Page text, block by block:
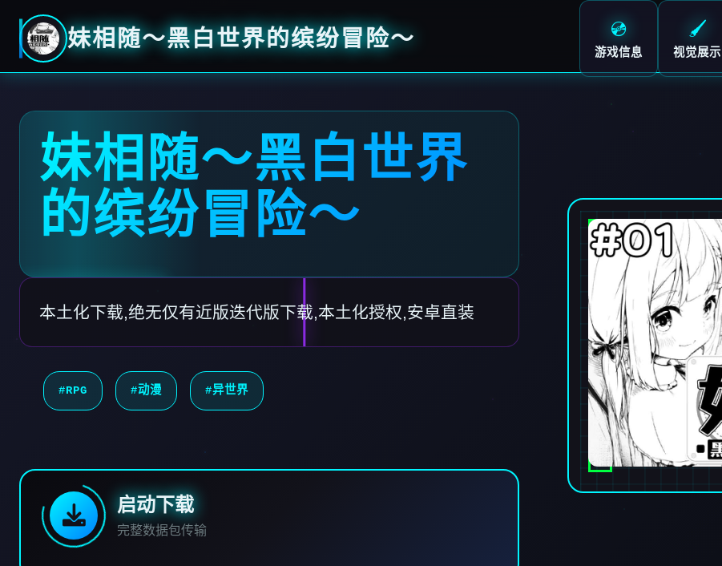
妹相随～黑白世界的缤纷冒险～ 💿
游戏信息
🖌️
视觉展示
妹相随～黑白世界
的缤纷冒险～
本土化下载,绝无仅有近版迭代版下载,本土化授权,安卓直装
#RPG #动漫 #异世界
启动下载
完整数据包传输